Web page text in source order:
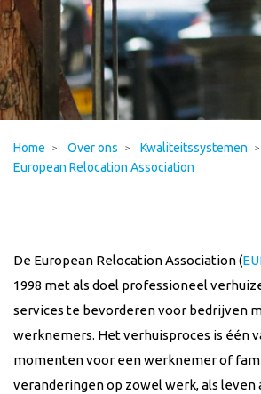
Home Over ons
Kwaliteitssystemen
European Relocation Association
De European Relocation Association(
1998 met als doel professioneel
services te bevorderen voor bedrijven
werknemers. Het verhuisproces is één
momenten voor een werknemer of
veranderingen op zowel werk, als leven